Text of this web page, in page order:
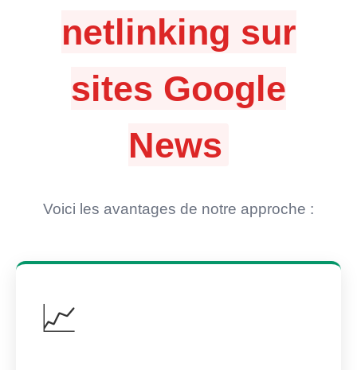
netlinking sur
sites Google
News
Voici les avantages de notre approche :
📈